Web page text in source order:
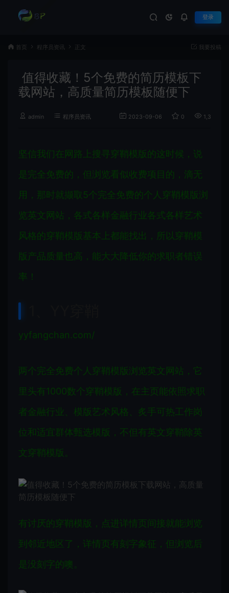
登录
首页 程序员资讯 正文 我要投稿
值得收藏！5个免费的简历模板下
载网站，高质量简历模板随便下
admin 程序员资讯 2023-09-06 0 1,323
坚信我们在网路上搜寻穿鞘模版的这时候，说
是完全免费的，但浏览看似收费项目的，滴无
用，那时就撷取5个完全免费的个人穿鞘模版浏
览英文网站，各式各样金融行业各式各样艺术
风格的穿鞘模版基本上都能找出，所以穿鞘模
版产品质量也高，能大大降低你的求职者错误
率！
yyfangchan.com/
两个完全免费个人穿鞘模版浏览英文网站，它
里头有1000数个穿鞘模版，在主页能依照求职
者金融行业、模版艺术风格、炙手可热工作岗
位和适宜群体甄选模版，不但有英文穿鞘除英
文穿鞘模版。
有讨厌的穿鞘模版，点进详情页间接就能浏览
到邻近地区了，详情页有刻字象征，但浏览后
是没刻字的噢。